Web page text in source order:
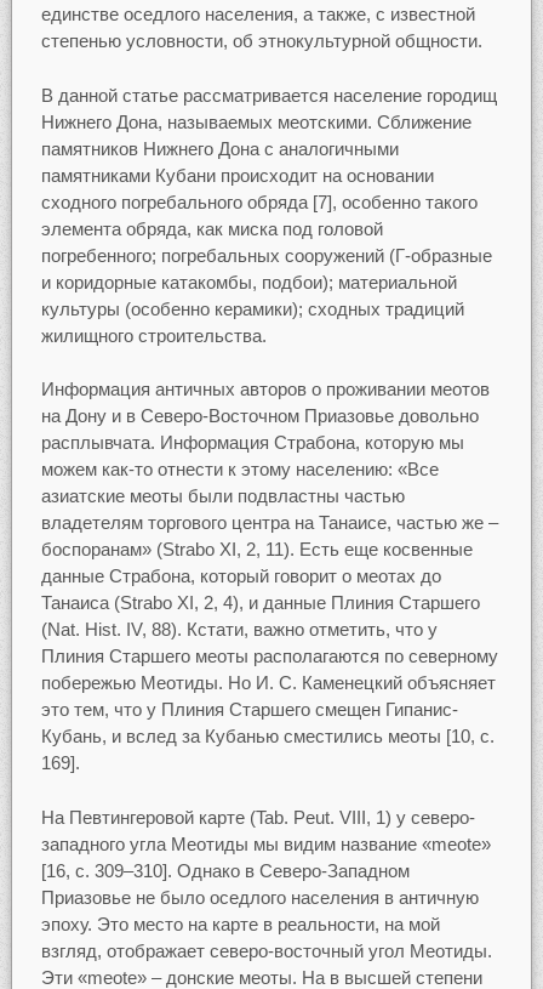
единстве оседлого населения, а также, с известной
степенью условности, об этнокультурной общности.
В данной статье рассматривается население городищ
Нижнего Дона, называемых меотскими. Сближение
памятников Нижнего Дона с аналогичными
памятниками Кубани происходит на основании
сходного погребального обряда [7], особенно такого
элемента обряда, как миска под головой
погребенного; погребальных сооружений (Г-образные
и коридорные катакомбы, подбои); материальной
культуры (особенно керамики); сходных традиций
жилищного строительства.
Информация античных авторов о проживании меотов
на Дону и в Северо-Восточном Приазовье довольно
расплывчата. Информация Страбона, которую мы
можем как-то отнести к этому населению: «Все
азиатские меоты были подвластны частью
владетелям торгового центра на Танаисе, частью же –
боспоранам» (Strabo XI, 2, 11). Есть еще косвенные
данные Страбона, который говорит о меотах до
Танаиса (Strabo XI, 2, 4), и данные Плиния Старшего
(Nat. Hist. IV, 88). Кстати, важно отметить, что у
Плиния Старшего меоты располагаются по северному
побережью Меотиды. Но И. С. Каменецкий объясняет
это тем, что у Плиния Старшего смещен Гипанис-
Кубань, и вслед за Кубанью сместились меоты [10, c.
169].
На Певтингеровой карте (Tab. Peut. VIII, 1) у северо-
западного угла Меотиды мы видим название «meote»
[16, c. 309–310]. Однако в Северо-Западном
Приазовье не было оседлого населения в античную
эпоху. Это место на карте в реальности, на мой
взгляд, отображает северо-восточный угол Меотиды.
Эти «meote» – донские меоты. На в высшей степени